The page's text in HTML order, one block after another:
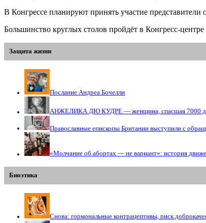
В Конгрессе планируют принять участие
Большинство круглых столов пройдёт в Конгресс-
Защита жизни
Послание Андреа Бочелли
АНЖЕЛИКА ДЮ КУДРЕ — женщина, спасшая 7000
Православные епископы Британии выступили с
«Молчание об абортах — не вариант»: история
Биоэтика
Снова: гормональные контрацептивы, риск